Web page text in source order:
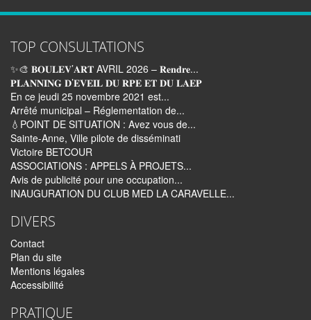
TOP CONSULTATIONS
✨🎨 𝐁𝐎𝐔𝐋𝐄𝐕’𝐀𝐑𝐓 AVRIL 2026 – 𝐑𝐞𝐧𝐝𝐫𝐞...
𝐏𝐋𝐀𝐍𝐍𝐈𝐍𝐆 𝐃’𝐄𝐕𝐄𝐈𝐋 𝐃𝐔 𝐑𝐏𝐄 𝐄𝐓 𝐃𝐔 𝐋𝐀𝐄𝐏
En ce jeudi 25 novembre 2021 est...
Arrêté municipal – Réglementation de...
💧POINT DE SITUATION : Avez vous de...
Sainte-Anne, Ville pilote de disséminati
Victoire BETCOUR
ASSOCIATIONS : APPELS À PROJETS...
Avis de publicité pour une occupation...
INAUGURATION DU CLUB MED LA CARAVELLE...
DIVERS
Contact
Plan du site
Mentions légales
Accessibilité
PRATIQUE